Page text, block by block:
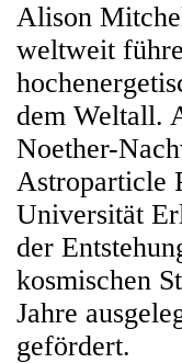
Alison
weltweit
dem Weltall.
Noether-
Astroparticle
Universität
der
kosmischen
Jahre
gefördert.